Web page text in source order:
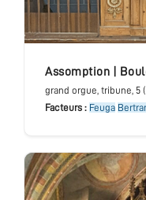
Assomption
grand orgue, tribune, 5
Facteurs : Feuga